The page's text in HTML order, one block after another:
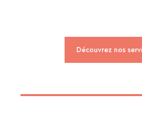
Découvrez nos